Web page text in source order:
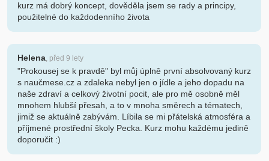
kurz má dobrý koncept, dověděla jsem se rady a principy,
použitelné do každodenního života
Helena, před 9 lety
"Prokousej se k pravdě" byl můj úplně první absolvovaný kurz
s naučmese.cz a zdaleka nebyl jen o jídle a jeho dopadu na
naše zdraví a celkový životní pocit, ale pro mě osobně měl
mnohem hlubší přesah, a to v mnoha směrech a tématech,
jimiž se aktuálně zabývám. Líbila se mi přátelská atmosféra a
příjmené prostřední školy Pecka. Kurz mohu každému jedině
doporučit :)